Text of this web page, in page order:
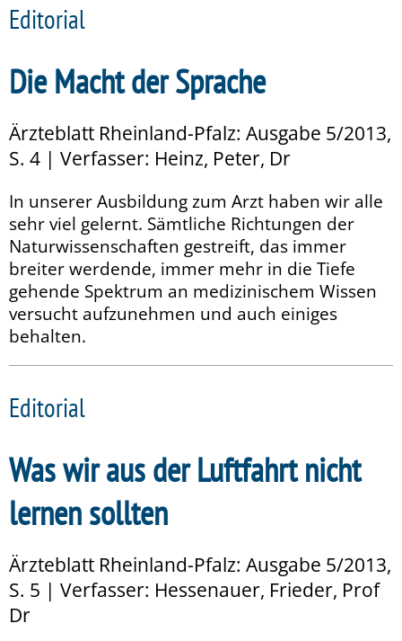
Editorial
Die Macht der Sprache
Ärzteblatt Rheinland-Pfalz: Ausgabe 5/2013,
S. 4 | Verfasser: Heinz, Peter, Dr
In unserer Ausbildung zum Arzt haben wir alle
sehr viel gelernt. Sämtliche Richtungen der
Naturwissenschaften gestreift, das immer
breiter werdende, immer mehr in die Tiefe
gehende Spektrum an medizinischem Wissen
versucht aufzunehmen und auch einiges
behalten.
Editorial
Was wir aus der Luftfahrt nicht
lernen sollten
Ärzteblatt Rheinland-Pfalz: Ausgabe 5/2013,
S. 5 | Verfasser: Hessenauer, Frieder, Prof
Dr